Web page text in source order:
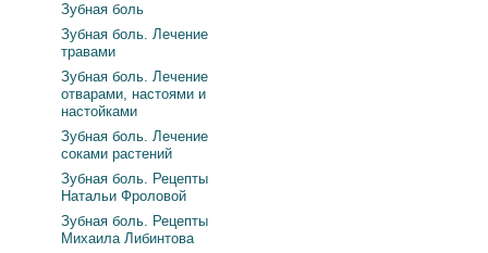
Зубная боль
Зубная боль. Лечение
травами
Зубная боль. Лечение
отварами, настоями и
настойками
Зубная боль. Лечение
соками растений
Зубная боль. Рецепты
Натальи Фроловой
Зубная боль. Рецепты
Михаила Либинтова